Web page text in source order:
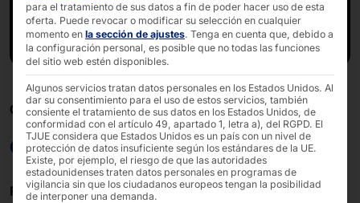
09/04/2024 - 09/04/2024 09 - 17:00
embedded world 2024
Recinto ferial de Núremberg
para el tratamiento de sus datos a fin de poder hacer uso de esta
oferta. Puede revocar o modificar su selección en cualquier
momento en la sección de ajustes. Tenga en cuenta que, debido a
la configuración personal, es posible que no todas las funciones
del sitio web estén disponibles.
Algunos servicios tratan datos personales en los Estados Unidos. Al
dar su consentimiento para el uso de estos servicios, también
consiente el tratamiento de sus datos en los Estados Unidos, de
conformidad con el artículo 49, apartado 1, letra a), del RGPD. El
TJUE considera que Estados Unidos es un país con un nivel de
protección de datos insuficiente según los estándares de la UE.
Existe, por ejemplo, el riesgo de que las autoridades
estadounidenses traten datos personales en programas de
vigilancia sin que los ciudadanos europeos tengan la posibilidad
de interponer una demanda.